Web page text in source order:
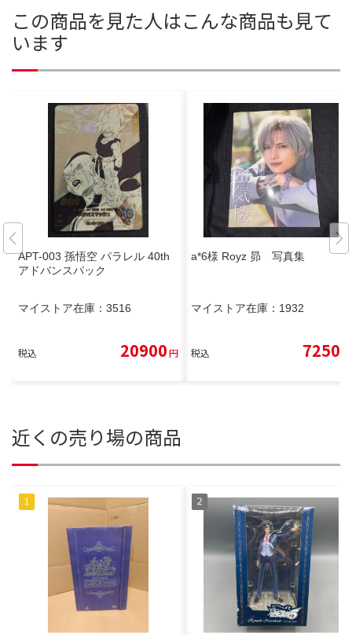
この商品を見た人はこんな商品も見て
います
APT-003 孫悟空 パラレル 40th
アドバンスパック
マイストア在庫： 3516
税込 20900円
a*6様 Royz 昴 写真集
マイストア在庫： 1932
税込 7250
近くの売り場の商品